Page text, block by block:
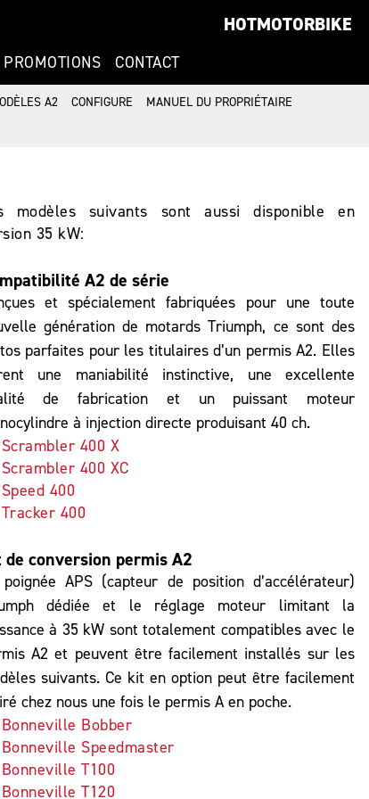
HOTMOTORBIKE
PROMOTIONS CONTACT
A2 CONFIGURE
MANUEL DU PROPRIÉTAIRE
modèles suivants sont aussi disponible en
35 kW:
A2 de série
et spécialement fabriquées pour une toute
génération de motards Triumph, ce sont des
parfaites pour les titulaires d’un permis A2. Elles
une maniabilité instinctive, une excellente
de fabrication et un puissant moteur
à injection directe produisant 40 ch.
Scrambler 400 X
Scrambler 400 XC
Speed 400
Tracker 400
de conversion permis A2
APS (capteur de position d’accélérateur)
dédiée et le réglage moteur limitant la
à 35 kW sont totalement compatibles avec le
A2 et peuvent être facilement installés sur les
suivants. Ce kit en option peut être facilement
chez nous une fois le permis A en poche.
Bonneville Bobber
Bonneville Speedmaster
Bonneville T100
Bonneville T120